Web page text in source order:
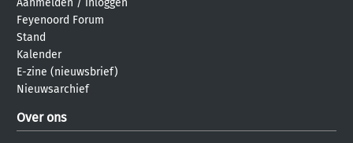
Aanmelden / inloggen
Feyenoord Forum
Stand
Kalender
E-zine (nieuwsbrief)
Nieuwsarchief
Over ons